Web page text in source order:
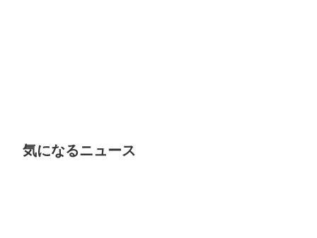
気になるニュース